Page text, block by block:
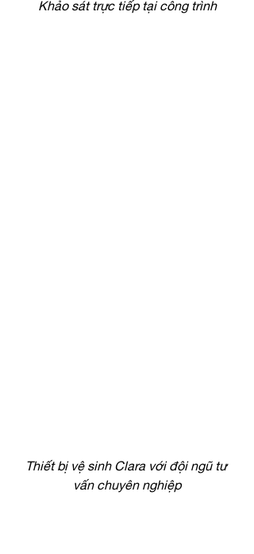
Khảo sát trực tiếp tại công trình
Thiết bị vệ sinh Clara với đội ngũ tư
vấn chuyên nghiệp